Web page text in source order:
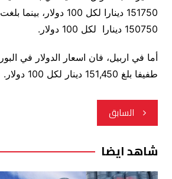
151750 دينارا لكل 100
150750 دينارا لكل 100 دولار.
أما في اربيل، فان اسعار الدولار في
طفيفا بلغ 151,450 دينار لكل 100 دولار.
تصفّح
المقالات
السابق
شاهد ايضا